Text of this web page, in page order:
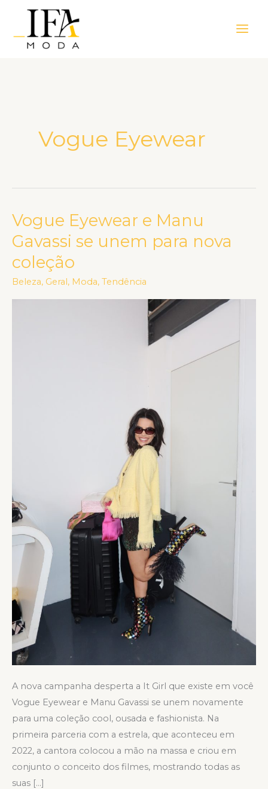
Menu
Vogue Eyewear
Vogue Eyewear e Manu
Gavassi se unem para nova
coleção
Beleza, Geral , Moda, Tendência
A nova campanha desperta a It Girl que existe em você
Vogue Eyewear e Manu Gavassi se unem novamente
para uma coleção cool, ousada e fashionista. Na
primeira parceria com a estrela, que aconteceu em
2022, a cantora colocou a mão na massa e criou em
conjunto o conceito dos filmes, mostrando todas as
suas […]
Vogue
Eyewear
e
Manu
Gavassi
se